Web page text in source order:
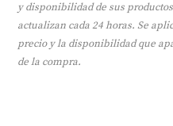
y disponibilidad de sus
actualizan cada 24 horas. Se
precio y la disponibilidad que
de la compra.